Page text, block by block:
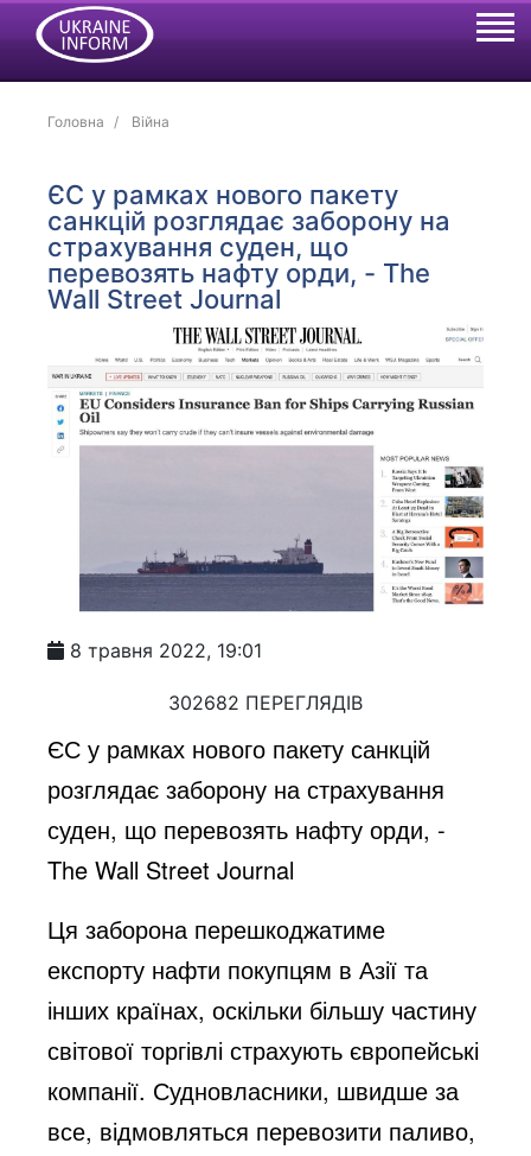
Головна Війна
ЄС у рамках нового пакету
санкцій розглядає заборону на
страхування суден, що
перевозять нафту орди, - The
Wall Street Journal
8 травня 2022, 19:01
302682 ПЕРЕГЛЯДІВ
ЄС у рамках нового пакету санкцій
розглядає заборону на страхування
суден, що перевозять нафту орди, -
The Wall Street Journal
Ця заборона перешкоджатиме
експорту нафти покупцям в Азії та
інших країнах, оскільки більшу частину
світової торгівлі страхують європейські
компанії. Судновласники, швидше за
все, відмовляться перевозити паливо,